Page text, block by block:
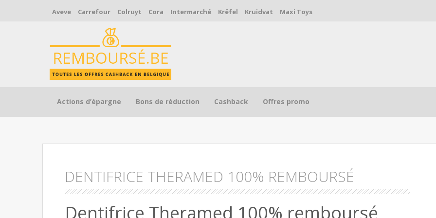
Aveve Carrefour Colruyt Cora Intermarché Krëfel Kruidvat Maxi Toys
Skip to content
Actions d’épargne Bons de réduction Cashback Offres promo
DENTIFRICE THERAMED 100% REMBOURSÉ
Dentifrice Theramed 100% remboursé